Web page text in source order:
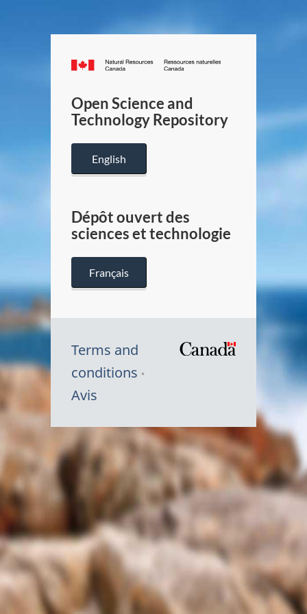
Canada.ca
/
Canada
Open Science and
Technology Repository
English
Dépôt ouvert des
sciences et technologie
Français
Terms and
conditions
Avis
Symbole
du
Canada